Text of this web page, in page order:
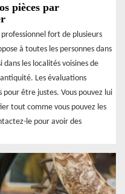
pièces par
fort de plusieurs
à toutes les personnes dans
dans les localités voisines de
Les évaluations
être justes. Vous pouvez lui
tout comme vous pouvez les
le pour avoir des